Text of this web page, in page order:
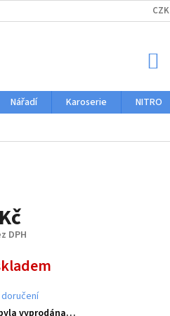
CZK
Nářadí Karoserie NITRO
DPH